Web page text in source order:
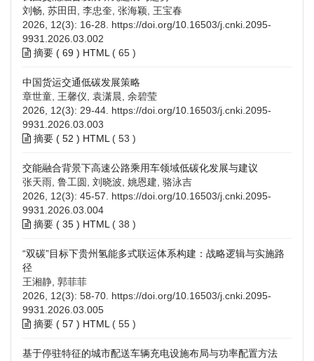
刘畅, 苏田田, 李忠奎, 张海颖, 王宝春
2026, 12(3): 16-28. https://doi.org/10.16503/j.cnki.2095-
9931.2026.03.002
摘要 ( 69 ) HTML ( 65 )
中国货运交通低碳发展策略
章世童, 王馨仪, 袁潇晨, 余碧莹
2026, 12(3): 29-44. https://doi.org/10.16503/j.cnki.2095-
9931.2026.03.003
摘要 ( 52 ) HTML ( 53 )
交能融合背景下高速公路乘用车领域低碳化发展与建议
张天雨, 鲁工圆, 刘晓波, 姚恩建, 骆泳吉
2026, 12(3): 45-57. https://doi.org/10.16503/j.cnki.2095-
9931.2026.03.004
摘要 ( 35 ) HTML ( 38 )
“双碳”目标下贵州氢能多式联运体系构建：战略逻辑与实施路
径
王湘静, 郭菲菲
2026, 12(3): 58-70. https://doi.org/10.16503/j.cnki.2095-
9931.2026.03.005
摘要 ( 57 ) HTML ( 55 )
基于停驻特征的城市配送车辆充电设施布局与功率配置方法